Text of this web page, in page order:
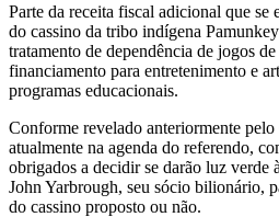
Parte da receita fiscal adicional que se
do cassino da tribo indígena
tratamento de dependência de jogos
financiamento para entretenimento e
programas educacionais.
Conforme revelado anteriormente
atualmente na agenda do referendo,
obrigados a decidir se darão luz verde
John Yarbrough, seu sócio bilionário,
do cassino proposto ou não.